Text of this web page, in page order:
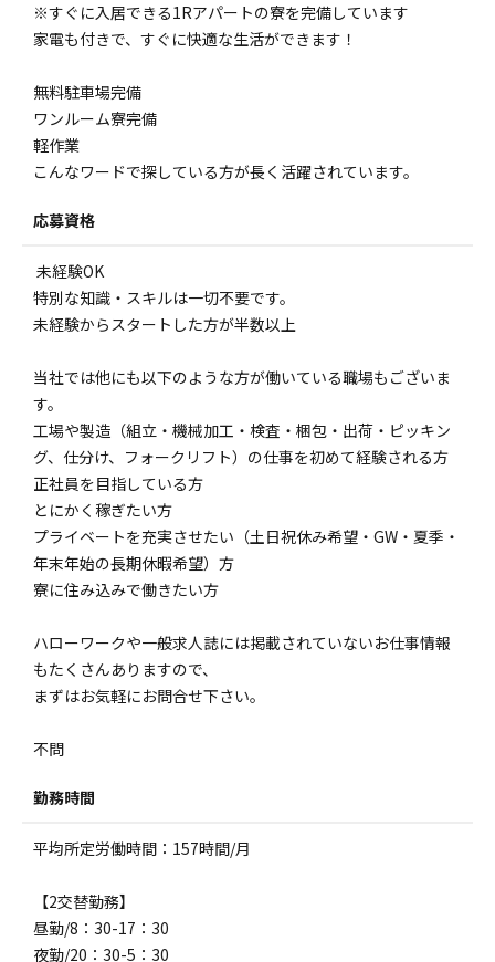
※すぐに入居できる1Rアパートの寮を完備しています
家電も付きで、すぐに快適な生活ができます！
無料駐車場完備
ワンルーム寮完備
軽作業
こんなワードで探している方が長く活躍されています。
応募資格
未経験OK
特別な知識・スキルは一切不要です。
未経験からスタートした方が半数以上
当社では他にも以下のような方が働いている職場もございま
す。
工場や製造（組立・機械加工・検査・梱包・出荷・ピッキン
グ、仕分け、フォークリフト）の仕事を初めて経験される方
正社員を目指している方
とにかく稼ぎたい方
プライベートを充実させたい（土日祝休み希望・GW・夏季・
年末年始の長期休暇希望）方
寮に住み込みで働きたい方
ハローワークや一般求人誌には掲載されていないお仕事情報
もたくさんありますので、
まずはお気軽にお問合せ下さい。
不問
勤務時間
平均所定労働時間：157時間/月
【2交替勤務】
昼勤/8：30-17：30
夜勤/20：30-5：30